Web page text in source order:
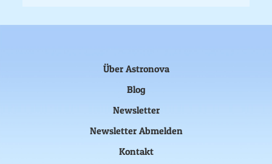
Über Astronova
Blog
Newsletter
Newsletter Abmelden
Kontakt